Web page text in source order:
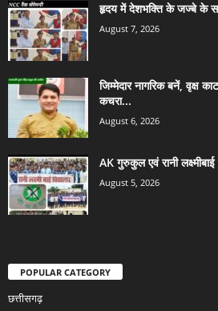
हृदय में देशभक्ति के जज्बे के साथ
August 7, 2026
जिम्मेदार नागरिक बनें, वृक्ष
कचरा...
August 6, 2026
AK गुरुकुल एवं रानी
August 5, 2026
POPULAR CATEGORY
छत्तीसगढ़